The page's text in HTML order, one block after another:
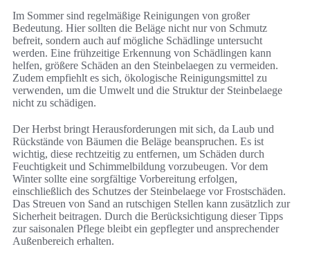
Im Sommer sind regelmäßige Reinigungen von großer
Bedeutung. Hier sollten die Beläge nicht nur von Schmutz
befreit, sondern auch auf mögliche Schädlinge untersucht
werden. Eine frühzeitige Erkennung von Schädlingen kann
helfen, größere Schäden an den Steinbelaegen zu vermeiden.
Zudem empfiehlt es sich, ökologische Reinigungsmittel zu
verwenden, um die Umwelt und die Struktur der Steinbelaege
nicht zu schädigen.
Der Herbst bringt Herausforderungen mit sich, da Laub und
Rückstände von Bäumen die Beläge beanspruchen. Es ist
wichtig, diese rechtzeitig zu entfernen, um Schäden durch
Feuchtigkeit und Schimmelbildung vorzubeugen. Vor dem
Winter sollte eine sorgfältige Vorbereitung erfolgen,
einschließlich des Schutzes der Steinbelaege vor Frostschäden.
Das Streuen von Sand an rutschigen Stellen kann zusätzlich zur
Sicherheit beitragen. Durch die Berücksichtigung dieser Tipps
zur saisonalen Pflege bleibt ein gepflegter und ansprechender
Außenbereich erhalten.